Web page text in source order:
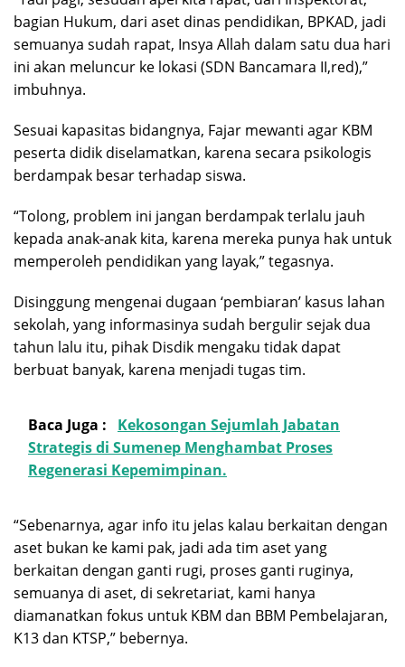
bagian Hukum, dari aset dinas pendidikan, BPKAD, jadi
semuanya sudah rapat, Insya Allah dalam satu dua hari
ini akan meluncur ke lokasi (SDN Bancamara II,red),”
imbuhnya.
Sesuai kapasitas bidangnya, Fajar mewanti agar KBM
peserta didik diselamatkan, karena secara psikologis
berdampak besar terhadap siswa.
“Tolong, problem ini jangan berdampak terlalu jauh
kepada anak-anak kita, karena mereka punya hak untuk
memperoleh pendidikan yang layak,” tegasnya.
Disinggung mengenai dugaan ‘pembiaran’ kasus lahan
sekolah, yang informasinya sudah bergulir sejak dua
tahun lalu itu, pihak Disdik mengaku tidak dapat
berbuat banyak, karena menjadi tugas tim.
Baca Juga :
Kekosongan Sejumlah Jabatan
Strategis di Sumenep Menghambat Proses
Regenerasi Kepemimpinan.
“Sebenarnya, agar info itu jelas kalau berkaitan dengan
aset bukan ke kami pak, jadi ada tim aset yang
berkaitan dengan ganti rugi, proses ganti ruginya,
semuanya di aset, di sekretariat, kami hanya
diamanatkan fokus untuk KBM dan BBM Pembelajaran,
K13 dan KTSP,” bebernya.